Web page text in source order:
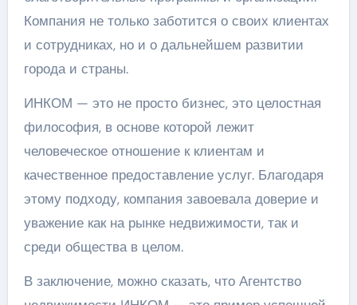
Компания не только заботится о своих клиентах
и сотрудниках, но и о дальнейшем развитии
города и страны.
ИНКОМ — это не просто бизнес, это целостная
философия, в основе которой лежит
человеческое отношение к клиентам и
качественное предоставление услуг. Благодаря
этому подходу, компания завоевала доверие и
уважение как на рынке недвижимости, так и
среди общества в целом.
В заключение, можно сказать, что Агентство